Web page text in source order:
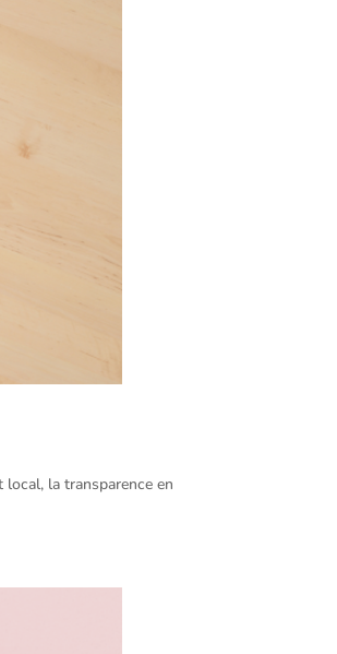
local, la transparence en